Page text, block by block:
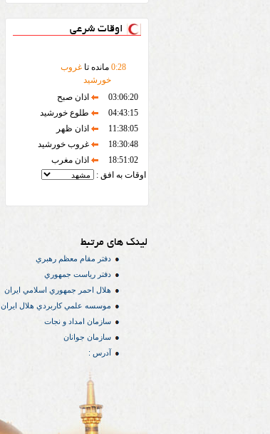
اوقات شرعی
0:28 مانده تاغروب
خورشید
03:06:20
اذان صبح
04:43:15
طلوع خورشید
11:38:05
اذان ظهر
18:30:48
غروب خورشید
18:51:02
اذان مغرب
اوقات به افق :
لینک های مرتبط
دفتر مقام معظم رهبري
دفتر رياست جمهوري
هلال احمر جمهوري اسلامي ايران
موسسه علمي كاربردي هلال ایران
سازمان امداد و نجات
سازمان جوانان
آدرس :